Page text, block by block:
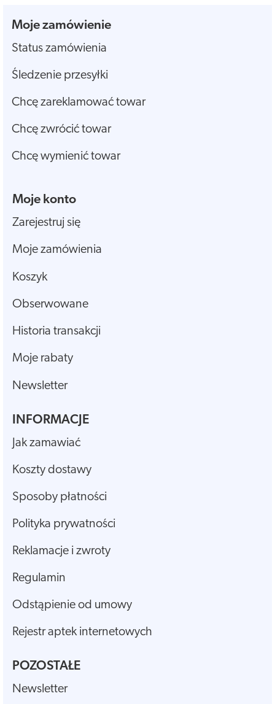
Moje zamówienie
Status zamówienia
Śledzenie przesyłki
Chcę zareklamować towar
Chcę zwrócić towar
Chcę wymienić towar
Moje konto
Zarejestruj się
Moje zamówienia
Koszyk
Obserwowane
Historia transakcji
Moje rabaty
Newsletter
INFORMACJE
Jak zamawiać
Koszty dostawy
Sposoby płatności
Polityka prywatności
Reklamacje i zwroty
Regulamin
Odstąpienie od umowy
Rejestr aptek internetowych
POZOSTAŁE
Newsletter